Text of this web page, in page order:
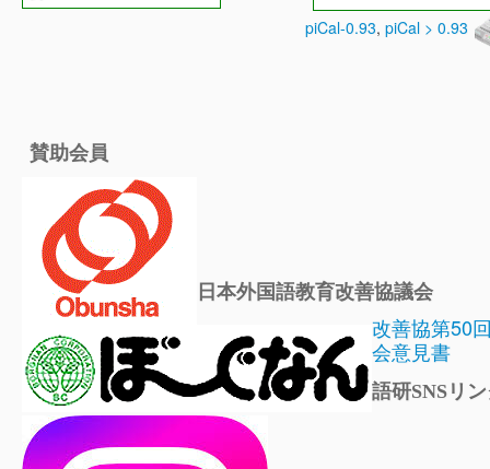
piCal-0.93, piCal > 0.93
賛助会員
日本外国語教育改善協議会
改善協第50
会意見書
語研SNSリ